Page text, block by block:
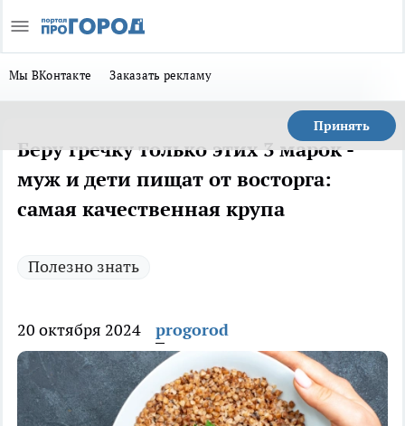
Мы ВКонтакте Заказать рекламу
Принять
Беру гречку только этих 3 марок -
муж и дети пищат от восторга:
самая качественная крупа
Полезно знать
20 октября 2024 progorod